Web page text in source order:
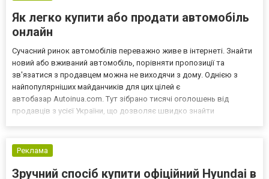
Як легко купити або продати автомобіль
онлайн
Сучасний ринок автомобілів переважно живе в інтернеті. Знайти
новий або вживаний автомобіль, порівняти пропозиції та
зв'язатися з продавцем можна не виходячи з дому. Однією з
найпопулярніших майданчиків для цих цілей є
автобазар Autoinua.com. Тут зібрано тисячі оголошень від
продавців з усієї України, що дозволяє швидко знайти
достатньо переглянути тут к...
Реклама
Зручний спосіб купити офіційний Hyundai в